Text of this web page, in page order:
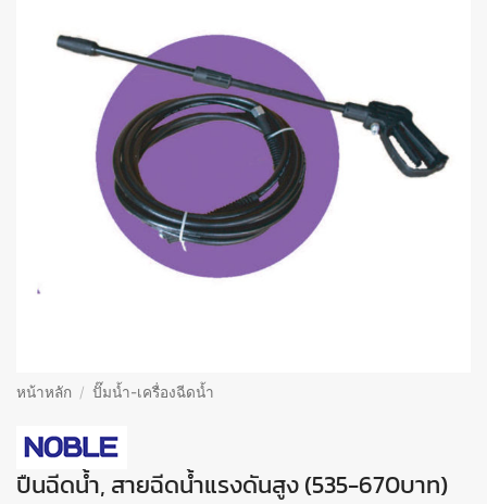
หน้าหลัก / ปั๊มน้ำ-เครื่องฉีดน้ำ
ปืนฉีดน้ำ, สายฉีดน้ำแรงดันสูง (535-670บาท)